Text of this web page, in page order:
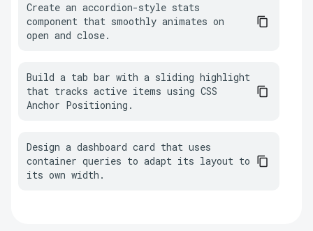
Create an accordion-style stats
component that smoothly animates on
open and close.
Build a tab bar with a sliding highlight
that tracks active items using CSS
Anchor Positioning.
Design a dashboard card that uses
container queries to adapt its layout to
its own width.